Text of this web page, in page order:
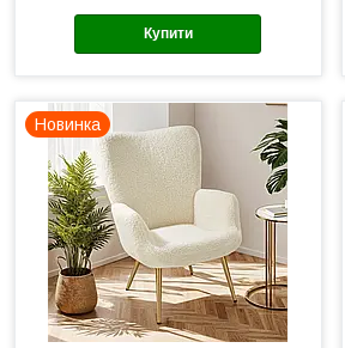
Купити
Новинка